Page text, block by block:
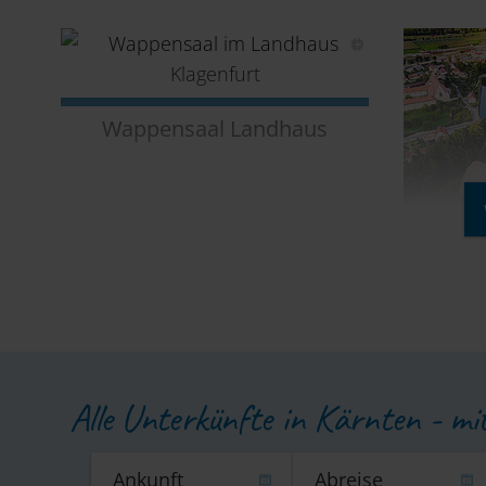
Wappensaal Landhaus
Erlebnisfreibad Gmünd
Alle Unterkünfte in Kärnten -